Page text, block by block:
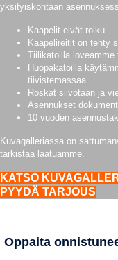
yksityiskohtaan
Kaapelit eivät roiku
Kaapelireitit on tehty
Tiilikatoilla
Huopakatoilla
tiivistemassaa
Roskat siivotaan ja
Asennukset
10 vuoden
Kuvagalleriassa on
tarkistaa laatuamme.
KATSO
PYYDÄ TARJOUS
Oppaita